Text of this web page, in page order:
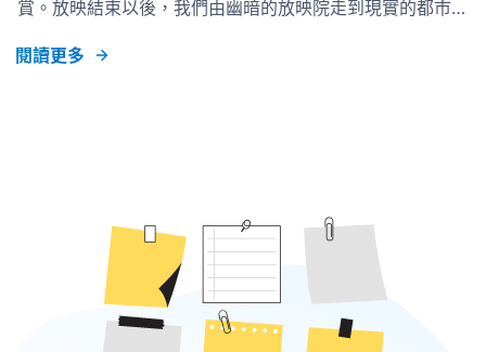
賞。放映結束以後，我們由幽暗的放映院走到現實的都市。
走出戲院的過程，腦袋一半在回憶著剛才電影的畫面，另一
《哥斯拉》（Godzilla, 2014）裡的怪獸，嘗試突破固有怪
獸電影的傳統，將社會問題投映在電影之上。 Gareth
Edwards 這個名字聽下
閱讀更多